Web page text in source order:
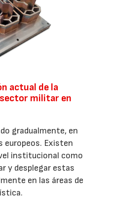
actual de la
militar en
gradualmente, en
europeos. Existen
institucional como
y desplegar estas
en las áreas de